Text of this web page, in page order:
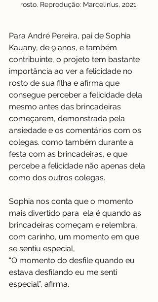
rosto. Reprodução: Marcelin’us, 2021.
Para André Pereira, pai de Sophia
Kauany, de 9 anos, e também
contribuinte, o projeto tem bastante
importância ao ver a felicidade no
rosto de sua filha e afirma que
consegue perceber a felicidade dela
mesmo antes das brincadeiras
começarem, demonstrada pela
ansiedade e os comentários com os
colegas. como também durante a
festa com as brincadeiras, e que
percebe a felicidade não apenas dela
como dos outros colegas.
Sophia nos conta que o momento
mais divertido para  ela é quando as
brincadeiras começam e relembra,
com carinho, um momento em que
se sentiu especial,
“O momento do desfile quando eu
estava desfilando eu me senti
especial”, afirma.